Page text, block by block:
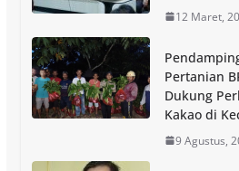
12 Maret,
Pertanian
Dukung
Kakao di
9 Agustus,